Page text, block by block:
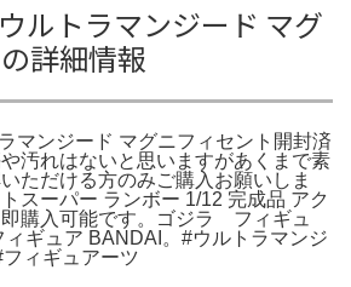
ルトラマンジード マグ
詳細情報
マンジード マグニフィセント開封済
汚れはないと思いますがあくまで素
ただける方のみご購入お願いしま
スーパー ランボー 1/12 完成品 アク
購入可能です。ゴジラ フィギュ
ギュア BANDAI。#ウルトラマンジ
ィギュアーツ